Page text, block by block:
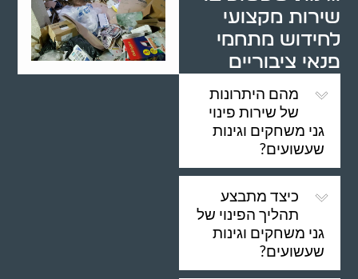
שירות מקצועי
לחידוש מתחמי
פנאי ציבוריים
מהם היתרונות
של שירות פינוי
גני משחקים וגינות
שעשועים?
כיצד מתבצע
תהליך הפינוי של
גני משחקים וגינות
שעשועים?